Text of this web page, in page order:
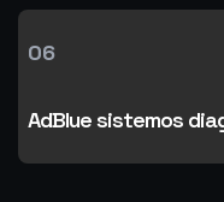
06
AdBlue sistemos